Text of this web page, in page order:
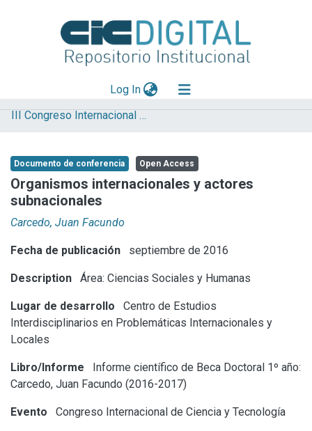
Log In(current)
Explorar
Aportar material
Statistics
III Congreso Internacional de Ciencia y Tecnología
Documento de conferencia Open Access
Organismos internacionales y actores
subnacionales
Carcedo, Juan Facundo
Fecha de publicación septiembre de 2016
Description Área: Ciencias Sociales y Humanas
Lugar de desarrollo
Centro de Estudios
Interdisciplinarios en Problemáticas Internacionales y
Locales
Libro/Informe
Informe científico de Beca Doctoral 1º año:
Carcedo, Juan Facundo (2016-2017)
Evento Congreso Internacional de Ciencia y Tecnología